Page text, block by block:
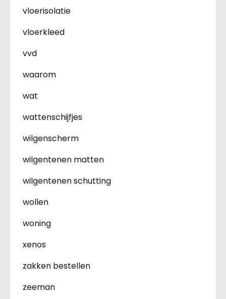
vloerisolatie
vloerkleed
vvd
waarom
wat
wattenschijfjes
wilgenscherm
wilgentenen matten
wilgentenen schutting
wollen
woning
xenos
zakken bestellen
zeeman